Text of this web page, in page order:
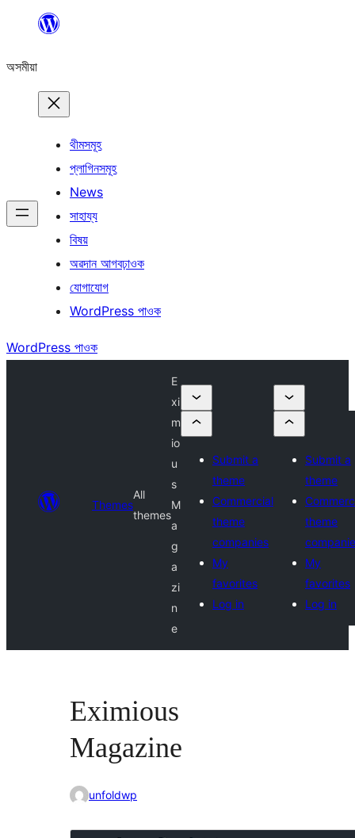
বিষয়বস্তুলৈ
অসমীয়া
থীমসমূহ
প্লাগিনসমূহ
News
সাহায্য
বিষয়
অৱদান আগবঢ়াওক
যোগাযোগ
WordPress পাওক
WordPress পাওক
Themes
All
themes
E
xi
m
io
u
s
M
a
g
a
zi
n
e
Submit a
theme
Commercial
theme
companies
My
favorites
Log in
Submit a
theme
theme
My
favorites
Log in
Eximious
Magazine
unfoldwp